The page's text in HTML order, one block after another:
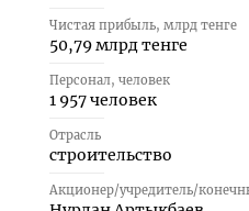
Чистая прибыль, млрд тенге
50,79 млрд тенге
Персонал, человек
1 957 человек
Отрасль
строительство
Акционер/учредитель/